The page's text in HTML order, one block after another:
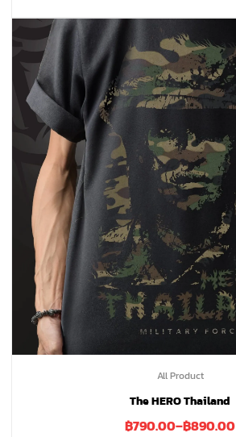
All Product
The HERO Thailand
฿790.00–฿890.00